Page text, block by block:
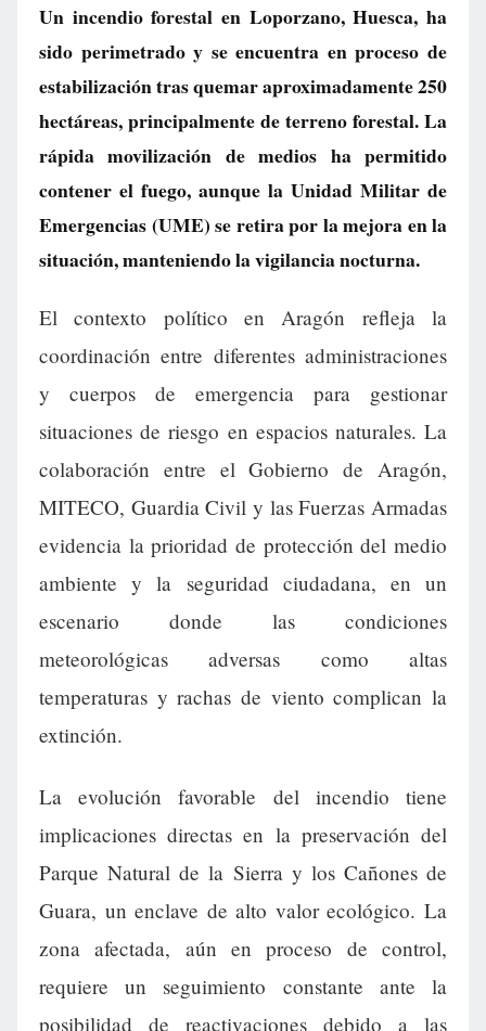
Un incendio forestal en Loporzano, Huesca, ha
sido perimetrado y se encuentra en proceso de
estabilización tras quemar aproximadamente 250
hectáreas, principalmente de terreno forestal. La
rápida movilización de medios ha permitido
contener el fuego, aunque la Unidad Militar de
Emergencias (UME) se retira por la mejora en la
situación, manteniendo la vigilancia nocturna.
El contexto político en Aragón refleja la
coordinación entre diferentes administraciones
y cuerpos de emergencia para gestionar
situaciones de riesgo en espacios naturales. La
colaboración entre el Gobierno de Aragón,
MITECO, Guardia Civil y las Fuerzas Armadas
evidencia la prioridad de protección del medio
ambiente y la seguridad ciudadana, en un
escenario donde las condiciones
meteorológicas adversas como altas
temperaturas y rachas de viento complican la
extinción.
La evolución favorable del incendio tiene
implicaciones directas en la preservación del
Parque Natural de la Sierra y los Cañones de
Guara, un enclave de alto valor ecológico. La
zona afectada, aún en proceso de control,
requiere un seguimiento constante ante la
posibilidad de reactivaciones debido a las